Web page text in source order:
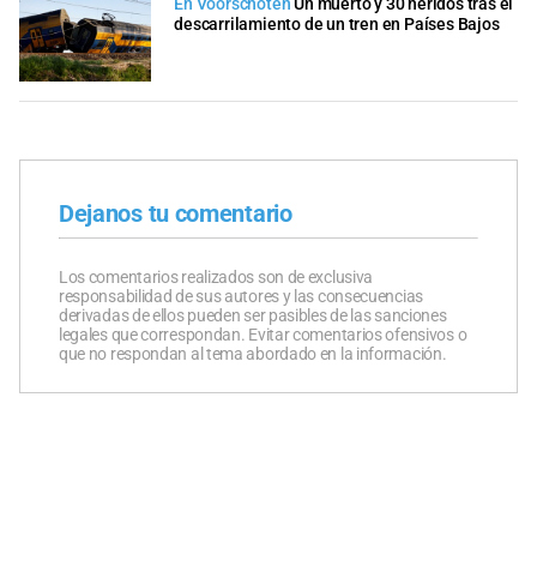
En VoorschotenUn muerto y 30 heridos tras el
descarrilamiento de un tren en Países Bajos
Dejanos tu comentario
Los comentarios realizados son de exclusiva
responsabilidad de sus autores y las consecuencias
derivadas de ellos pueden ser pasibles de las sanciones
legales que correspondan. Evitar comentarios ofensivos o
que no respondan al tema abordado en la información.